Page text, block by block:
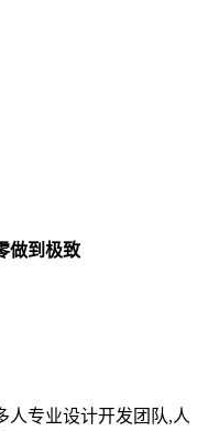
做到极致
人专业设计开发团队,人